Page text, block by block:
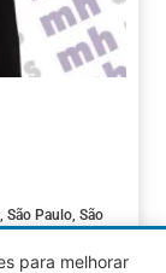
São Paulo, São
para melhorar